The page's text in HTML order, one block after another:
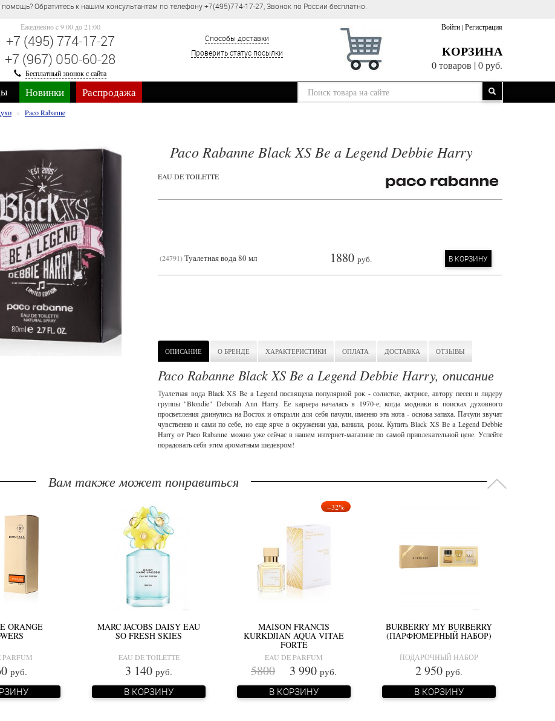
Обратитесь к нашим консультантам по телефону +7(495)774-17-27, Звонок по России бесплатно.
Ежедневно c 9:00 до 21:00
+7 (495) 774-17-27
+7 (967) 050-60-28
Бесплатный звонок с сайта
Способы доставки
Проверить статус посылки
Войти|Регистрация
КОРЗИНА
0 товаров |0 руб.
Новинки Распродажа
Paco Rabanne
Paco Rabanne Black XS Be a Legend Debbie Harry
EAU DE TOILETTE
24791 Туалетная вода 80 мл 1880 руб. В КОРЗИНУ
ОПИСАНИЕ О БРЕНДЕ ХАРАКТЕРИСТИКИ ОПЛАТА ДОСТАВКА ОТЗЫВЫ
Paco Rabanne Black XS Be a Legend Debbie Harry, описание
Туалетная вода Black XS Be a Legend посвящена популярной рок - солистке, актрисе, автору песен и лидеру
группы "Blondie" Deborah Ann Harry. Ее карьера началась в 1970-е, когда модники в поисках духовного
просветления двинулись на Восток и открыли для себя пачули, именно эта нота - основа запаха. Пачули звучат
чувственно и сами по себе, но еще ярче в окружении уда, ванили, розы. Купить Black XS Be a Legend Debbie
Harry от Paco Rabanne можно уже сейчас в нашем интернет-магазине по самой привлекательной цене. Успейте
порадовать себя этим ароматным шедевром!
Вам также может понравиться
ORANGE
PARFUM
руб.
MARC JACOBS DAISY EAU
SO FRESH SKIES
EAU DE TOILETTE
3 140 руб.
В КОРЗИНУ
−32%
MAISON FRANCIS
KURKDJIAN AQUA VITAE
FORTE
EAU DE PARFUM
5800 3 990 руб.
В КОРЗИНУ
BURBERRY MY BURBERRY
(ПАРФЮМЕРНЫЙ НАБОР)
ПОДАРОЧНЫЙ НАБОР
2 950 руб.
В КОРЗИНУ